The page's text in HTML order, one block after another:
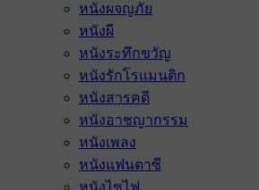
หนังผจญภัย
หนังผี
หนังระทึกขวัญ
หนังรักโรแมนติก
หนังสารคดี
หนังอาชญากรรม
หนังเพลง
หนังแฟนตาซี